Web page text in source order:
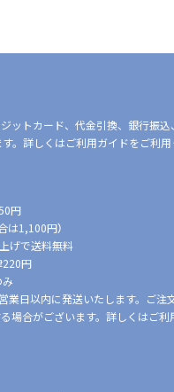
ットカード、代金引換、銀行振込
。詳しくはご利用ガイドをご利用
円
は1,100円）
げで送料無料
円
業日以内に発送いたします。ご注
場合がございます。詳しくはご利